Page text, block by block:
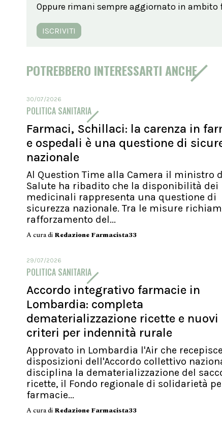
Oppure rimani sempre aggiornato in
ISCRIVITI
POTREBBERO INTERESSARTI ANCHE
30/07/2026
POLITICA SANITARIA
Farmaci, Schillaci: la carenza in
e ospedali è una questione di
nazionale
Al Question Time alla Camera il ministro
Salute ha ribadito che la disponibilità dei
medicinali rappresenta una questione di
sicurezza nazionale. Tra le misure
rafforzamento del...
A cura di Redazione Farmacista33
29/07/2026
POLITICA SANITARIA
Accordo integrativo farmacie in
Lombardia: completa
dematerializzazione ricette e nuovi
criteri per indennità rurale
Approvato in Lombardia l'Air che
disposizioni dell'Accordo collettivo
disciplina la dematerializzazione del
ricette, il Fondo regionale di solidarietà
farmacie...
A cura di Redazione Farmacista33